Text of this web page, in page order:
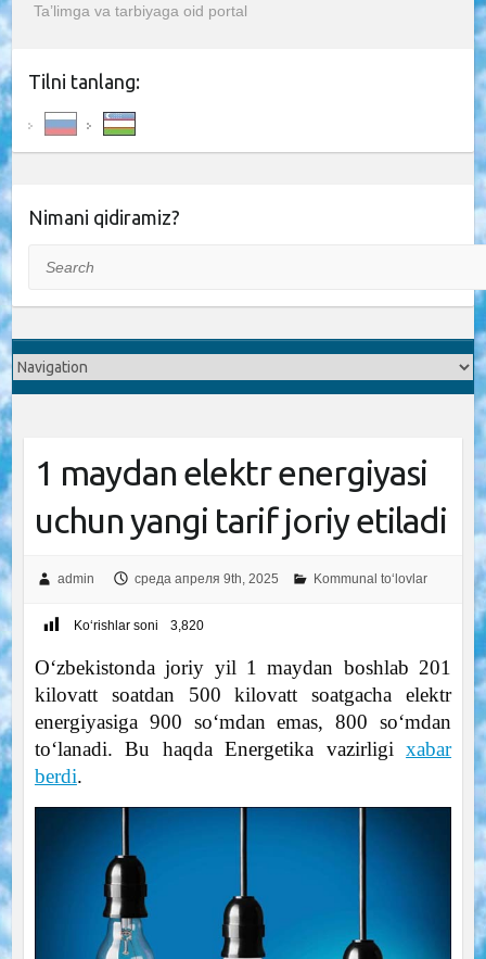
Ta’limga va tarbiyaga oid portal
Tilni tanlang:
Nimani qidiramiz?
1 maydan elektr energiyasi
uchun yangi tarif joriy etiladi
admin среда апреля 9th, 2025 Kommunal to‘lovlar
Ko‘rishlar soni 3,820
O‘zbekistonda joriy yil 1 maydan boshlab 201
kilovatt soatdan 500 kilovatt soatgacha elektr
energiyasiga 900 so‘mdan emas, 800 so‘mdan
to‘lanadi. Bu haqda Energetika vazirligixabar
berdi.